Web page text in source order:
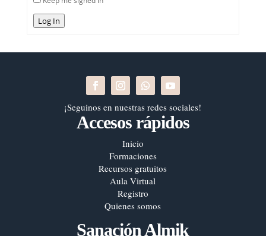
Log In
¡Seguinos en nuestras redes sociales!
Accesos rápidos
Inicio
Formaciones
Recursos gratuitos
Aula Virtual
Registro
Quienes somos
Sanación Almik